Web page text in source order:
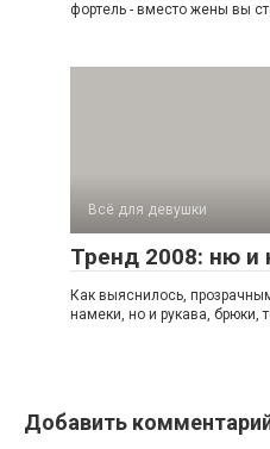
фортель - вместо жены вы
Всё для девушки
Тренд 2008: ню и
Как выяснилось,
намеки, но и рукава, брюки,
Добавить